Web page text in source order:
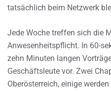
tatsächlich beim Netzwerk
Jede Woche treffen sich die
Anwesenheitspflicht. In 60-
zehn Minuten langen
Geschäftsleute vor. Zwei
Oberösterreich, einige